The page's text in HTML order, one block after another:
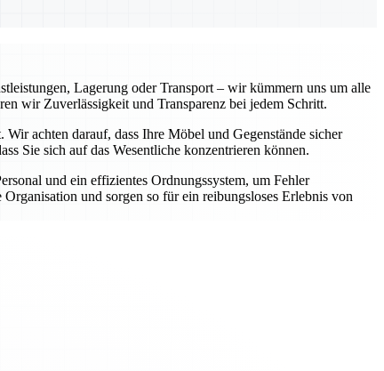
Lagerung oder Transport – wir kümmern uns um alle
wir Zuverlässigkeit und Transparenz bei jedem Schritt.
achten darauf, dass Ihre Möbel und Gegenstände sicher
Sie sich auf das Wesentliche konzentrieren können.
und ein effizientes Ordnungssystem, um Fehler
und sorgen so für ein reibungsloses Erlebnis von